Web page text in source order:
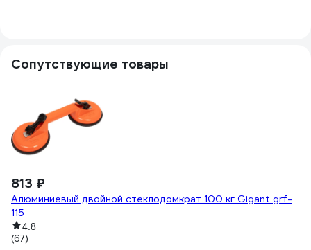
Сопутствующие товары
813 ₽
Алюминиевый двойной стеклодомкрат 100 кг Gigant grf-
115
4.8
(67)